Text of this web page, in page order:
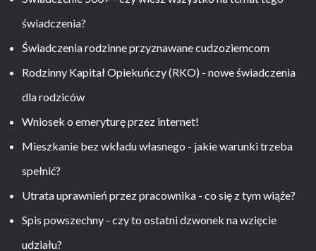
świadczenia?
Świadczenia rodzinne przyznawane cudzoziemcom
Rodzinny Kapitał Opiekuńczy (RKO) - nowe świadczenia
dla rodziców
Wniosek o emeryturę przez internet!
Mieszkanie bez wkładu własnego - jakie warunki trzeba
spełnić?
Utrata uprawnień przez pracownika - co się z tym wiąże?
Spis powszechny - czy to ostatni dzwonek na wzięcie
udziału?